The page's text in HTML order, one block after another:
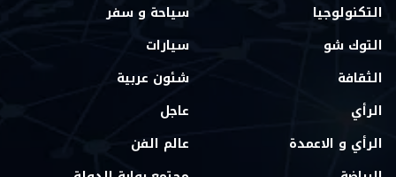
التكنولوجيا
التوك شو
الثقافة
الرأي
الرأي و الاعمدة
سياحة و سفر
سيارات
شئون عربية
عاجل
عالم الفن